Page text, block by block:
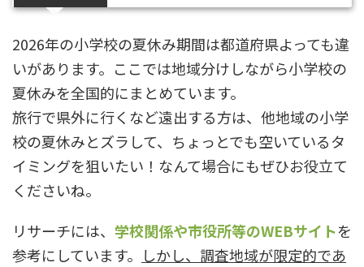
2026年の小学校の夏休み期間は都道府県よっても違
いがあります。ここでは地域分けしながら小学校の
夏休みを全国的にまとめています。
旅行で県外に行くなど遠出する方は、他地域の小学
校の夏休みとズラして、ちょっとでも空いているタ
イミングを狙いたい！なんて場合にもぜひお役立て
くださいね。
リサーチには、 学校関係や市役所等のWEBサイトを
参考にしています。 しかし、調査地域が限定的であ